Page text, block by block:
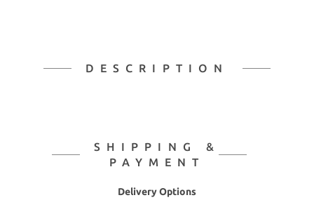
DESCRIPTION
SHIPPING &
PAYMENT
Delivery Options